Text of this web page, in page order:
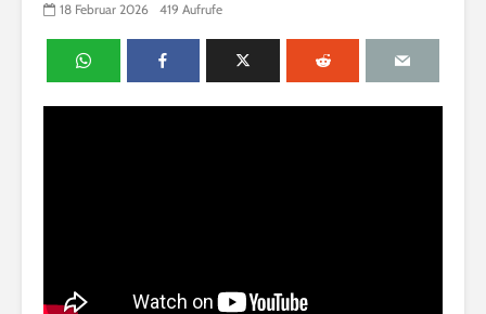
18 Februar 2026 419 Aufrufe